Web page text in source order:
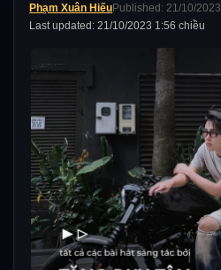
Last updated: 21/10/2023 1:56 chiều
Phạm Xuân HiếuPublished: 21/10/2023